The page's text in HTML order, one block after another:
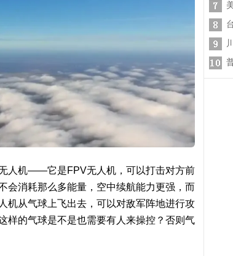
人机——它是FPV无人机，可以打击对方前
会消耗那么多能量，空中续航能力更强，而
机从气球上飞出去，可以对敌军阵地进行攻
样的气球是不是也需要有人来操控？否则气